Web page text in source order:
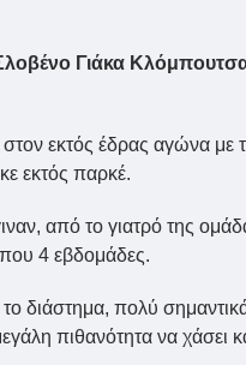
Γιάκα
εκτός έδρας αγώνα
εκτός παρκέ.
από το γιατρό της
4 εβδομάδες.
διάστημα, πολύ
πιθανότητα να χάσει